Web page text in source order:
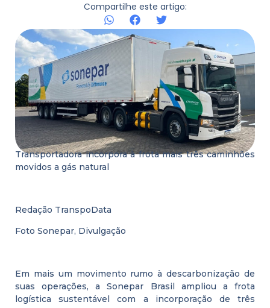
Agenda
Contato
Compartilhe este artigo:
Transportadora incorpora à frota mais três caminhões
movidos a gás natural
Redação TranspoData
Foto Sonepar, Divulgação
Em mais um movimento rumo à descarbonização de
suas operações, a Sonepar Brasil ampliou a frota
logística sustentável com a incorporação de três